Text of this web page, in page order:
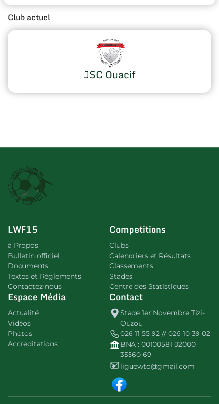
Club actuel
JSC Ouacif
LWF15
à Propos
Bulletin officiel
Documents
Textes et Réglements
Contactez-nous
Competitions
Clubs
Calendriers et Résultats
Classements
Stades
Centre des Statistiques
Espace Média
Actualité
Vidéos
Photos
Accreditations
Contact
Stade 1er Novembre Tizi-
Ouzou
026 11 55 92 // 026 10 39 02
BNA : 00100581 02000
35560 69
liguewto@gmail.com